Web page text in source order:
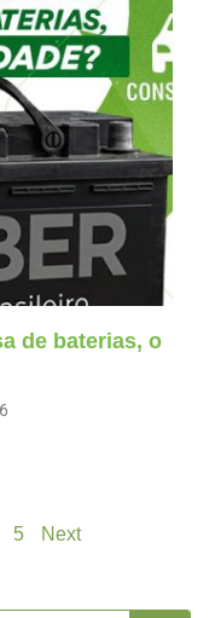
de baterias, o
5 Next